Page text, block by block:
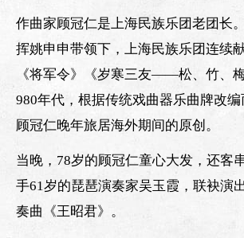
作曲家顾冠仁是上海民族乐团老团长
挥姚申申带领下，上海民族乐团连续
《将军令》《岁寒三友——松、竹、
980年代，根据传统戏曲器乐曲牌改
顾冠仁晚年旅居海外期间的原创。
当晚，78岁的顾冠仁童心大发，还客
手61岁的琵琶演奏家吴玉霞，联袂演
奏曲《王昭君》。